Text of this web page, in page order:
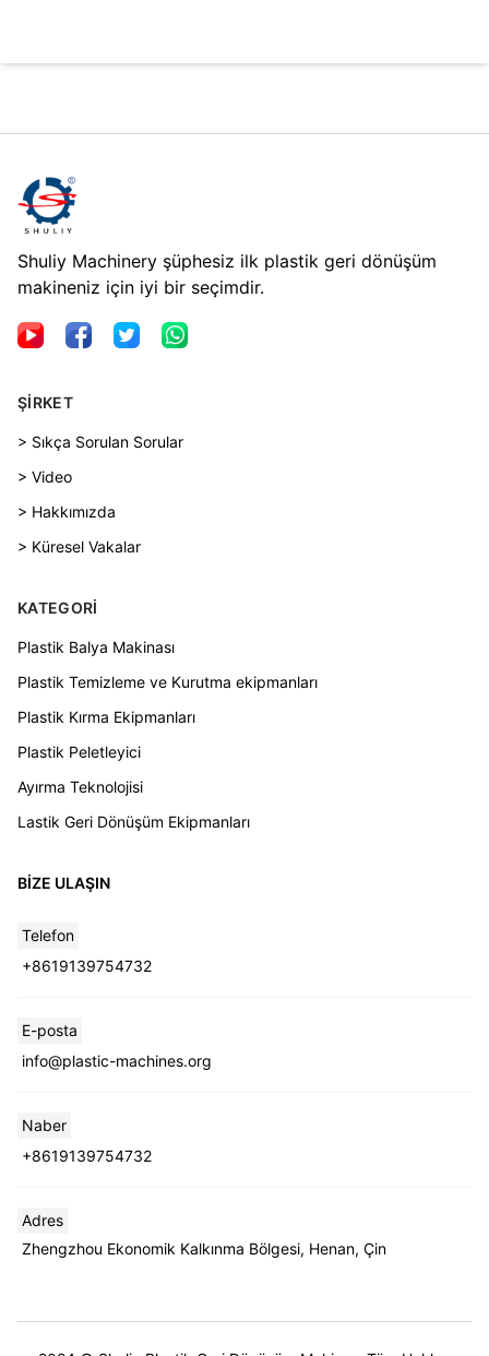
Shuliy Machinery şüphesiz ilk plastik geri dönüşüm
makineniz için iyi bir seçimdir.
ŞIRKET
> Sıkça Sorulan Sorular
> Video
> Hakkımızda
> Küresel Vakalar
KATEGORI
Plastik Balya Makinası
Plastik Temizleme ve Kurutma ekipmanları
Plastik Kırma Ekipmanları
Plastik Peletleyici
Ayırma Teknolojisi
Lastik Geri Dönüşüm Ekipmanları
BIZE ULAŞIN
Telefon
+8619139754732
E-posta
info@plastic-machines.org
Naber
+8619139754732
Adres
Zhengzhou Ekonomik Kalkınma Bölgesi, Henan, Çin